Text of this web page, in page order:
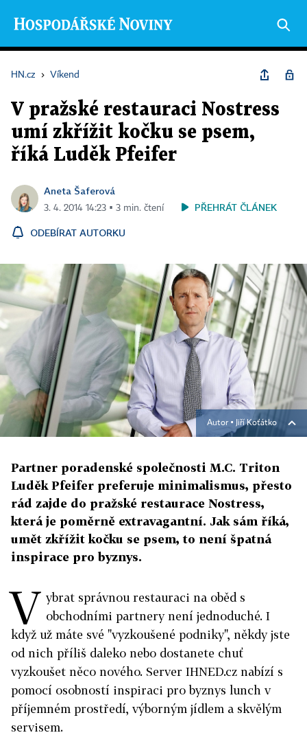
HN.cz › Víkend
V pražské restauraci Nostress
umí zkřížit kočku se psem,
říká Luděk Pfeifer
Aneta Šaferová
3. 4. 2014 14:23 ▪ 3 min. čtení PŘEHRÁT ČLÁNEK
ODEBÍRAT AUTORKU
Autor ▪ Jiří Koťátko
Partner poradenské společnosti M.C. Triton
Luděk Pfeifer preferuje minimalismus, přesto
rád zajde do pražské restaurace Nostress,
která je poměrně extravagantní. Jak sám říká,
umět zkřížit kočku se psem, to není špatná
inspirace pro byznys.
V ybrat správnou restauraci na oběd s
obchodními partnery není jednoduché. I
když už máte své "vyzkoušené podniky", někdy jste
od nich příliš daleko nebo dostanete chuť
vyzkoušet něco nového. Server IHNED.cz nabízí s
pomocí osobností inspiraci pro byznys lunch v
příjemném prostředí, výborným jídlem a skvělým
servisem.